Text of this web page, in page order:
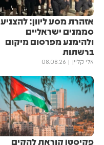
אזהרת מסע ליוון: להצניע
סממנים ישראליים
ולהימנע מפרסום מיקום
ברשתות
אלי קליין 08.08.26
פקיסטן קוראת להקים